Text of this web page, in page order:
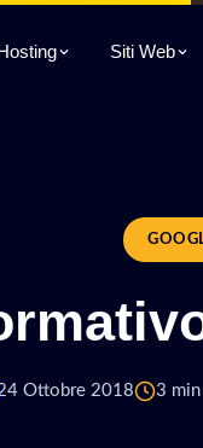
Siti Web
Ottobre 2018 3